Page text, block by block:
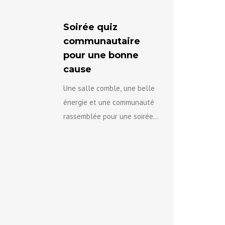
Soirée quiz
communautaire
pour une bonne
cause
Une salle comble, une belle
énergie et une communauté
rassemblée pour une soirée